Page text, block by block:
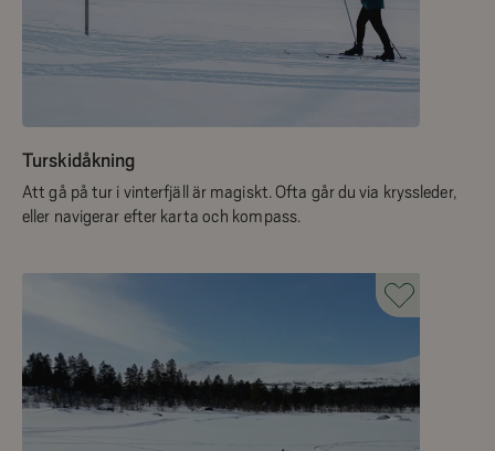
Turskidåkning
Att gå på tur i vinterfjäll är magiskt. Ofta går du via kryssleder,
eller navigerar efter karta och kompass.